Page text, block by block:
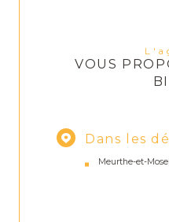
VOUS
Dans les
Meurthe-et-